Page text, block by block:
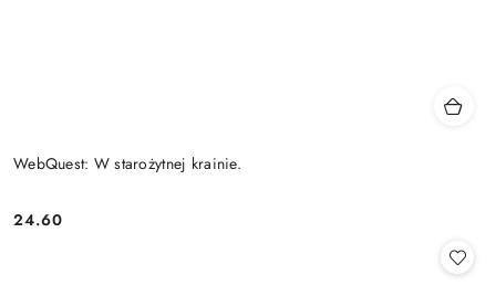
WebQuest: W starożytnej krainie.
Cena:
24.60